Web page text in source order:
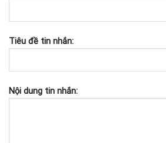
Tiêu đề tin nhắn:
Nội dung tin nhắn: